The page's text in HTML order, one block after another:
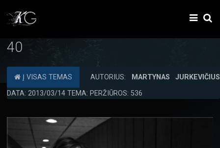
40
Į VISAS TEMAS AUTORIUS:
MARTYNAS JURKEVIČIUS
DATA: 2013/03/14 TEMA: PERŽIŪROS: 536